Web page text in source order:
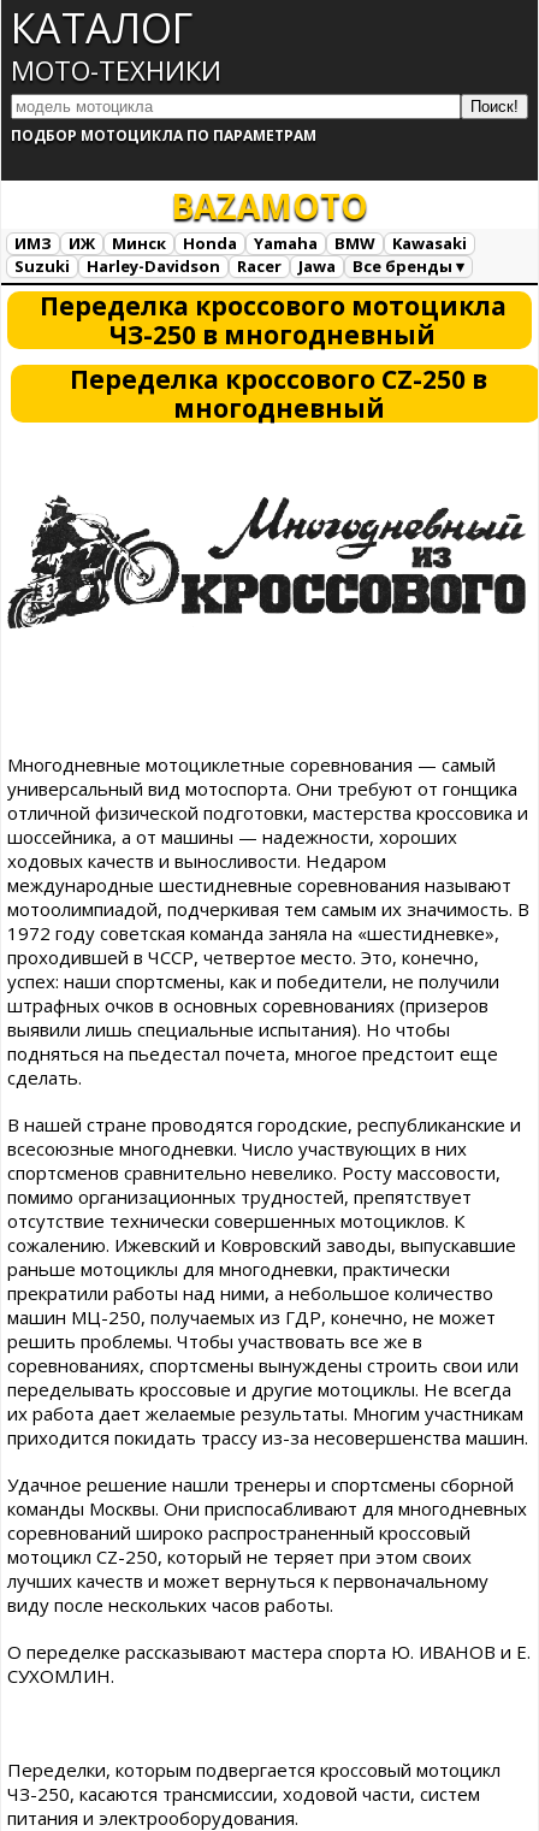
КАТАЛОГ
МОТО-ТЕХНИКИ
ПОДБОР МОТОЦИКЛА ПО ПАРАМЕТРАМ
BAZAMOTO
ИМЗ ИЖ Минск Honda Yamaha BMW
Kawasaki
Suzuki
Harley-Davidson Racer Jawa
Все бренды ▾
Все марки
Загрузка...
Переделка кроссового мотоцикла
ЧЗ-250 в многодневный
Переделка кроссового CZ-250 в
многодневный
Многодневные мотоциклетные соревнования — самый
универсальный вид мотоспорта. Они требуют от гонщика
отличной физической подготовки, мастерства кроссовика и
шоссейника, а от машины — надежности, хороших
ходовых качеств и выносливости. Недаром
международные шестидневные соревнования называют
мотоолимпиадой, подчеркивая тем самым их значимость. В
1972 году советская команда заняла на «шестидневке»,
проходившей в ЧССР, четвертое место. Это, конечно,
успех: наши спортсмены, как и победители, не получили
штрафных очков в основных соревнованиях (призеров
выявили лишь специальные испытания). Но чтобы
подняться на пьедестал почета, многое предстоит еще
сделать.
В нашей стране проводятся городские, республиканские и
всесоюзные многодневки. Число участвующих в них
спортсменов сравнительно невелико. Росту массовости,
помимо организационных трудностей, препятствует
отсутствие технически совершенных мотоциклов. К
сожалению. Ижевский и Ковровский заводы, выпускавшие
раньше мотоциклы для многодневки, практически
прекратили работы над ними, а небольшое количество
машин МЦ-250, получаемых из ГДР, конечно, не может
решить проблемы. Чтобы участвовать все же в
соревнованиях, спортсмены вынуждены строить свои или
переделывать кроссовые и другие мотоциклы. Не всегда
их работа дает желаемые результаты. Многим участникам
приходится покидать трассу из-за несовершенства машин.
Удачное решение нашли тренеры и спортсмены сборной
команды Москвы. Они приспосабливают для многодневных
соревнований широко распространенный кроссовый
мотоцикл CZ-250, который не теряет при этом своих
лучших качеств и может вернуться к первоначальному
виду после нескольких часов работы.
О переделке рассказывают мастера спорта Ю. ИВАНОВ и Е.
СУХОМЛИН.
Переделки, которым подвергается кроссовый мотоцикл
ЧЗ-250, касаются трансмиссии, ходовой части, систем
питания и электрооборудования.